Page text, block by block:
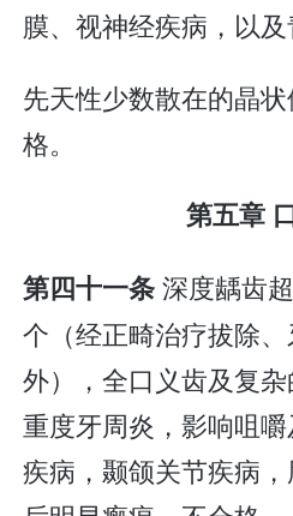
膜、视神经疾病，以及
先天性少数散在的晶
格。
第五章
第四十一条深度龋齿
个（经正畸治疗拔除
外），全口义齿及复杂
重度牙周炎，影响咀
疾病，颞颌关节疾病